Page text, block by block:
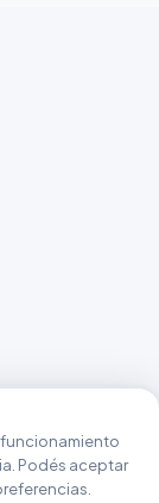
funcionamiento
Podés aceptar